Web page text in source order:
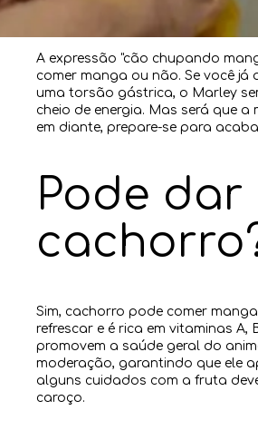
A expressão "cão chupando
comer manga ou não. Se você já
uma torsão gástrica, o Marley
cheio de energia. Mas será que
em diante, prepare-se para
Pode
Sim, cachorro pode comer
refrescar e é rica em vitaminas A,
promovem a saúde geral do
moderação, garantindo que ele
alguns cuidados com a fruta
caroço.